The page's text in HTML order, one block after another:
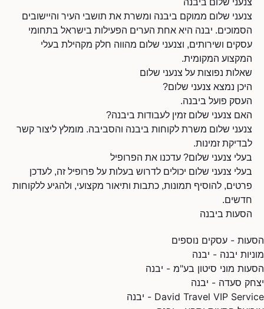
צנעני שלום ביבנה
צנעני שלום ממוקם ביבנה ומשרת את תושבי העיר והיישובים
הסמוכים. יבנה היא אחת הערים הפעילות בישראל בתחומי
עסקים ושירותים, וצנעני שלום מהווה חלק מקהילת בעלי
המקצוע המקומית.
שאלות נפוצות על צנעני שלום
היכן נמצא צנעני שלום?
העסק פועל ביבנה.
האם צנעני שלום זמין לעבודות ביבנה?
צנעני שלום משרת לקוחות ביבנה והסביבה. מומלץ ליצור קשר
לבדיקת זמינות.
בעלי צנעני שלום? עדכנו את הפרופיל
בעלי צנעני שלום יכולים לדרוש בעלות על פרופיל זה, לעדכן
פרטים, להוסיף תמונות, כתבות ותיאור מקצועי, ולהגיע ללקוחות
חדשים.
הסעות ביבנה
הסעות - עסקים נוספים
מוניות יבנה - יבנה
הסעות מוני סיטון בע"מ - יבנה
יצחק סעדה - יבנה
David Travel VIP Service - יבנה